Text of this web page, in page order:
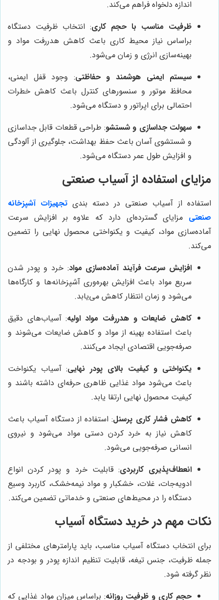
اندازه دلخواه فراهم می‌کند.
ظرفیت مناسب با حجم کاری: انتخاب ظرفیت دستگاه
براساس نیاز محیط کاری باعث کاهش هدررفت مواد و
بهینه‌سازی انرژی و زمان می‌شود.
سیستم ایمنی هوشمند و حفاظتی: وجود قفل ایمنی،
محافظ موتور و سنسورهای کنترل باعث کاهش خطرات
احتمالی برای اپراتور و دستگاه می‌شود.
سهولت جداسازی و شستشو: طراحی قطعات قابل جداسازی
و شستشوی آسان باعث حفظ بهداشت، جلوگیری از آلودگی
و افزایش طول عمر دستگاه می‌شود.
مزایای استفاده از آسیاب صنعتی
استفاده از آسیاب صنعتی در دسته بندی تجهیزات آشپزخانه
صنعتی مزایای گسترده‌ای دارد که علاوه بر افزایش سرعت
آماده‌سازی مواد، کیفیت و یکنواختی محصول نهایی را تضمین
می‌کند.
افزایش سرعت فرآیند آماده‌سازی مواد: خرد و پودر شدن
سریع مواد باعث افزایش بهره‌وری آشپزخانه‌ها و کارگاه‌ها
می‌شود و زمان انتظار کاهش می‌یابد.
کاهش ضایعات و هدررفت مواد اولیه: آسیاب‌های دقیق
باعث استفاده بهینه از مواد و کاهش ضایعات می‌شوند و
صرفه‌جویی اقتصادی ایجاد می‌کنند.
یکنواختی و کیفیت بالای پودر نهایی: آسیاب یکنواخت
باعث می‌شود مواد غذایی ظاهری حرفه‌ای داشته باشند و
کیفیت محصول نهایی ارتقا یابد.
کاهش فشار کاری پرسنل: استفاده از دستگاه آسیاب باعث
کاهش نیاز به خرد کردن دستی مواد می‌شود و نیروی
انسانی صرفه‌جویی می‌شود.
انعطاف‌پذیری کاربردی: قابلیت خرد و پودر کردن انواع
ادویه‌جات، غلات، خشکبار و مواد نیمه‌خشک، کاربرد وسیع
دستگاه را در محیط‌های صنعتی و خدماتی تضمین می‌کند.
نکات مهم در خرید دستگاه آسیاب
برای انتخاب دستگاه آسیاب مناسب، باید پارامترهای مختلفی از
جمله ظرفیت، جنس تیغه، قابلیت تنظیم اندازه پودر و بودجه در
نظر گرفته شود.
حجم کاری و ظرفیت روزانه: براساس میزان مواد غذایی که